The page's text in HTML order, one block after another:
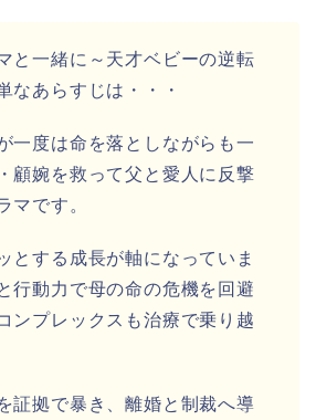
と一緒に～天才ベビーの逆転
なあらすじは・・・
一度は命を落としながらも一
顧婉を救って父と愛人に反撃
マです。
とする成長が軸になっていま
行動力で母の命の危機を回避
ンプレックスも治療で乗り越
証拠で暴き、離婚と制裁へ導